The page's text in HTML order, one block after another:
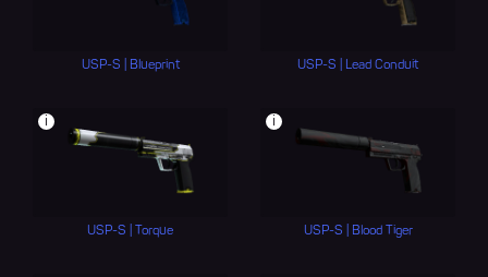
USP-S | Blueprint USP-S | Lead Conduit
i
USP-S | Torque
i
USP-S | Blood Tiger